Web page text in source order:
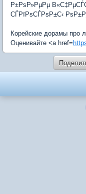
Р±РѕР»РµРµ
СЃРїРѕСЃРѕР±С‹
Корейские дорамы про
Оценивайте <a href=